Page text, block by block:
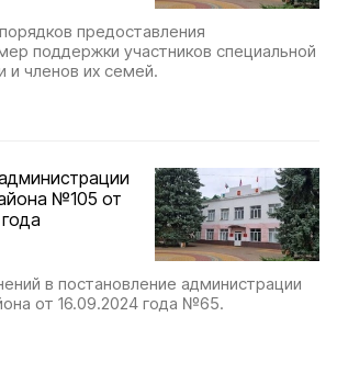
предоставления
поддержки участников специальной
и членов их семей.
№105 от
в постановление администрации
от 16.09.2024 года №65.